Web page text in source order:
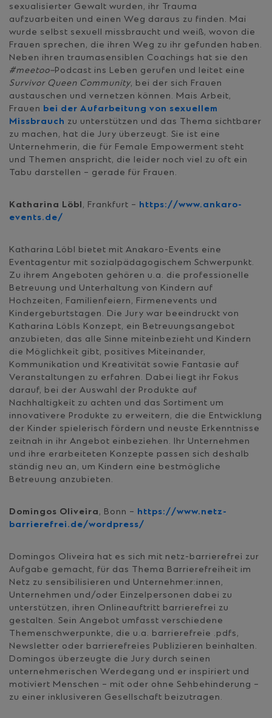
sexualisierter Gewalt wurden, ihr Trauma
aufzuarbeiten und einen Weg daraus zu finden. Mai
wurde selbst sexuell missbraucht und weiß, wovon die
Frauen sprechen, die ihren Weg zu ihr gefunden haben.
Neben ihren traumasensiblen Coachings hat sie den
#meetoo–Podcast ins Leben gerufen und leitet eine
Survivor Queen Community, bei der sich Frauen
austauschen und vernetzen können. Mais Arbeit,
Frauen bei der Aufarbeitung von sexuellem
Missbrauch zu unterstützen und das Thema sichtbarer
zu machen, hat die Jury überzeugt. Sie ist eine
Unternehmerin, die für Female Empowerment steht
und Themen anspricht, die leider noch viel zu oft ein
Tabu darstellen – gerade für Frauen.
Katharina Löbl, Frankfurt – https://www.ankaro-
events.de/
Katharina Löbl bietet mit Anakaro-Events eine
Eventagentur mit sozialpädagogischem Schwerpunkt.
Zu ihrem Angeboten gehören u.a. die professionelle
Betreuung und Unterhaltung von Kindern auf
Hochzeiten, Familienfeiern, Firmenevents und
Kindergeburtstagen. Die Jury war beeindruckt von
Katharina Löbls Konzept, ein Betreuungsangebot
anzubieten, das alle Sinne miteinbezieht und Kindern
die Möglichkeit gibt, positives Miteinander,
Kommunikation und Kreativität sowie Fantasie auf
Veranstaltungen zu erfahren. Dabei liegt ihr Fokus
darauf, bei der Auswahl der Produkte auf
Nachhaltigkeit zu achten und das Sortiment um
innovativere Produkte zu erweitern, die die Entwicklung
der Kinder spielerisch fördern und neuste Erkenntnisse
zeitnah in ihr Angebot einbeziehen. Ihr Unternehmen
und ihre erarbeiteten Konzepte passen sich deshalb
ständig neu an, um Kindern eine bestmögliche
Betreuung anzubieten.
Domingos Oliveira, Bonn – https://www.netz-
barrierefrei.de/wordpress/
Domingos Oliveira hat es sich mit netz-barrierefrei zur
Aufgabe gemacht, für das Thema Barrierefreiheit im
Netz zu sensibilisieren und Unternehmer:innen,
Unternehmen und/oder Einzelpersonen dabei zu
unterstützen, ihren Onlineauftritt barrierefrei zu
gestalten. Sein Angebot umfasst verschiedene
Themenschwerpunkte, die u.a. barrierefreie .pdfs,
Newsletter oder barrierefreies Publizieren beinhalten.
Domingos überzeugte die Jury durch seinen
unternehmerischen Werdegang und er inspiriert und
motiviert Menschen – mit oder ohne Sehbehinderung –
zu einer inklusiveren Gesellschaft beizutragen.